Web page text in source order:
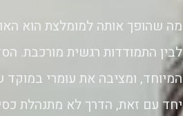
מה שהופך אותה למומלצת הוא
לבין התמודדות רגשית מורכבת.
המיוחד, ומציבה את עומרי במוקד
יחד עם זאת, הדרך לא מתנהלת